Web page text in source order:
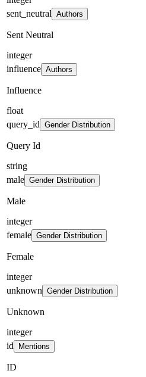
sent_neutral Authors
Sent Neutral
integer
influence Authors
Influence
float
query_id Gender Distribution
Query Id
string
male Gender Distribution
Male
integer
female Gender Distribution
Female
integer
unknown Gender Distribution
Unknown
integer
id
Mentions
ID